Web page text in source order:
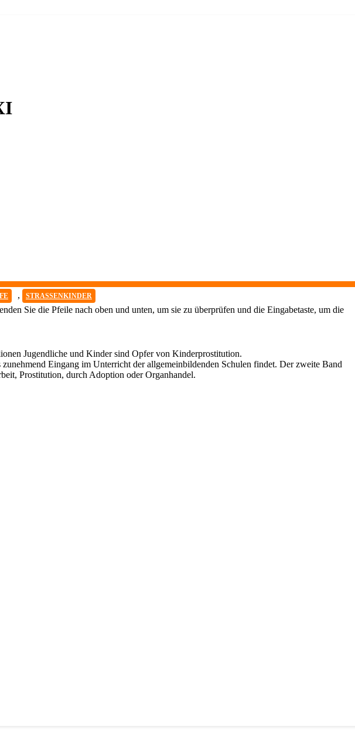
Sie die Pfeile nach oben und unten, um sie zu überprüfen und die Eingabetaste, um die
, STRASSENKINDER
Jugendliche und Kinder sind Opfer von Kinderprostitution.
Eingang im Unterricht der allgemeinbildenden Schulen findet. Der zweite Band
Prostitution, durch Adoption oder Organhandel.